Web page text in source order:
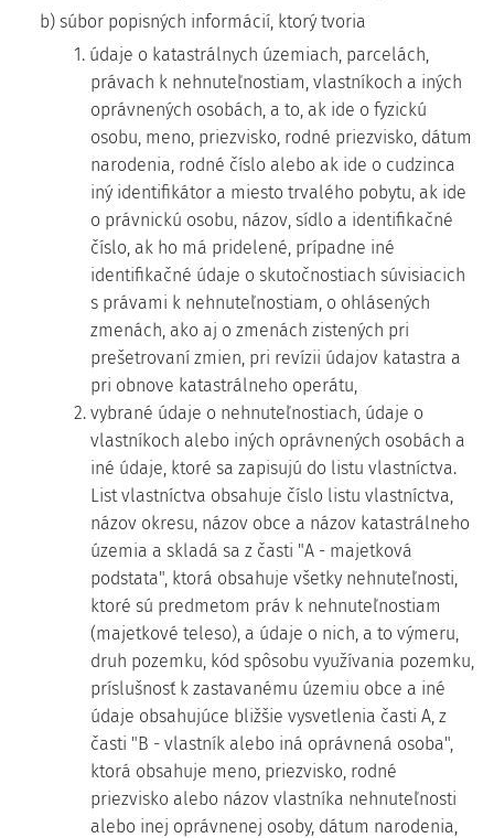
b) súbor popisných informácií, ktorý tvoria
1. údaje o katastrálnych územiach, parcelách,
právach k nehnuteľnostiam, vlastníkoch a iných
oprávnených osobách, a to, ak ide o fyzickú
osobu, meno, priezvisko, rodné priezvisko, dátum
narodenia, rodné číslo alebo ak ide o cudzinca
iný identifikátor a miesto trvalého pobytu, ak ide
o právnickú osobu, názov, sídlo a identifikačné
číslo, ak ho má pridelené, prípadne iné
identifikačné údaje o skutočnostiach súvisiacich
s právami k nehnuteľnostiam, o ohlásených
zmenách, ako aj o zmenách zistených pri
prešetrovaní zmien, pri revízii údajov katastra a
pri obnove katastrálneho operátu,
2. vybrané údaje o nehnuteľnostiach, údaje o
vlastníkoch alebo iných oprávnených osobách a
iné údaje, ktoré sa zapisujú do listu vlastníctva.
List vlastníctva obsahuje číslo listu vlastníctva,
názov okresu, názov obce a názov katastrálneho
územia a skladá sa z časti "A - majetková
podstata", ktorá obsahuje všetky nehnuteľnosti,
ktoré sú predmetom práv k nehnuteľnostiam
(majetkové teleso), a údaje o nich, a to výmeru,
druh pozemku, kód spôsobu využívania pozemku,
príslušnosť k zastavanému územiu obce a iné
údaje obsahujúce bližšie vysvetlenia časti A, z
časti "B - vlastník alebo iná oprávnená osoba",
ktorá obsahuje meno, priezvisko, rodné
priezvisko alebo názov vlastníka nehnuteľnosti
alebo inej oprávnenej osoby, dátum narodenia,